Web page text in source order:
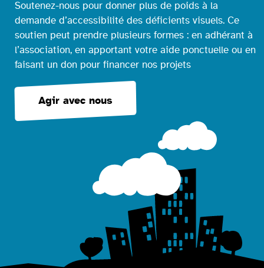
Soutenez-nous pour donner plus de poids à la
demande d’accessibilité des déficients visuels. Ce
soutien peut prendre plusieurs formes : en adhérant à
l’association, en apportant votre aide ponctuelle ou en
faisant un don pour financer nos projets
Agir avec nous